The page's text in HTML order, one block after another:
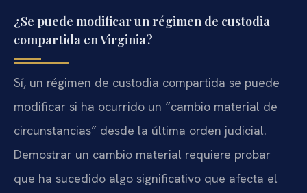
¿Se puede modificar un régimen de custodia
compartida en Virginia?
Sí, un régimen de custodia compartida se puede
modificar si ha ocurrido un “cambio material de
circunstancias” desde la última orden judicial.
Demostrar un cambio material requiere probar
que ha sucedido algo significativo que afecta el